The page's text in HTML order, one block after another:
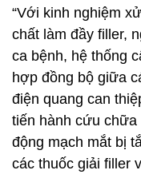
“Với kinh nghiệm
chất làm đầy filler,
ca bệnh, hệ thống
hợp đồng bộ giữa
điện quang can
tiến hành cứu
động mạch mắt bị
các thuốc giải filler